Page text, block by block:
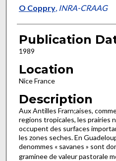
O Coppry, INRA-CRAAG
Publication
1989
Location
Nice France
Description
Aux Antilles Frarn;aises,
regions tropicales, les prairies
occupent des surfaces
les zones seches. En
denommes « savanes » sont
graminee de valeur pastorale